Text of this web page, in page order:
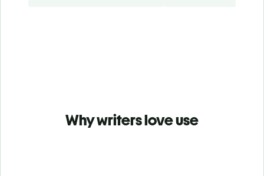
Why writers love use